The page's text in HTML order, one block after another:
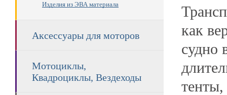
Изделия из ЭВА материала
Аксессуары для моторов
Мотоциклы,
Квадроциклы, Вездеходы
как
судно